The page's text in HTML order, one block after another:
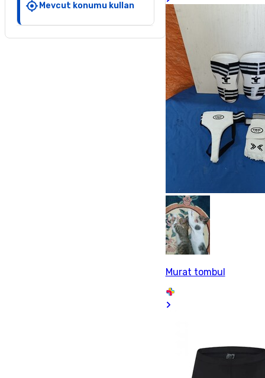
Mevcut konumu kullan
Murat tombul